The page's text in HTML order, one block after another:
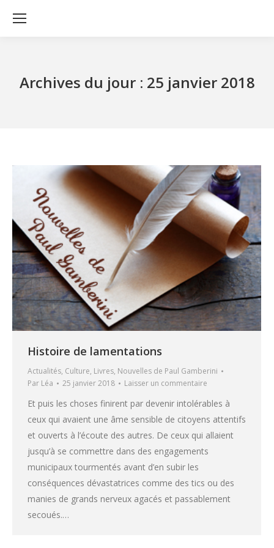
Archives du jour : 25 janvier 2018
Histoire de lamentations
Actualités, Culture, Livres, Nouvelles de Paul Gamberini
Par Léa 25 janvier 2018 Laisser un commentaire
Et puis les choses finirent par devenir intolérables à
ceux qui avaient une âme sensible de citoyens attentifs
et ouverts à l’écoute des autres. De ceux qui allaient
jusqu’à se commettre dans des engagements
municipaux tourmentés avant d’en subir les
conséquences dévastatrices comme des tics ou des
manies de grands nerveux agacés et passablement
secoués.…